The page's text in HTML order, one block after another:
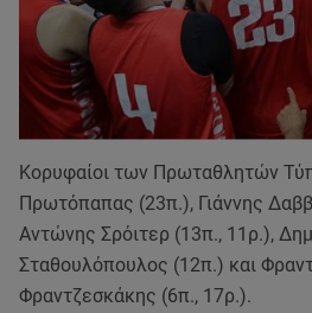
Κορυφαίοι των Πρωταθλητών
Πρωτόπαπας (23π.), Γιάννης
Αντώνης Σρόιτερ (13π., 11ρ.),
Σταθουλόπουλος (12π.) και
Φραντζεσκάκης (6π., 17ρ.).